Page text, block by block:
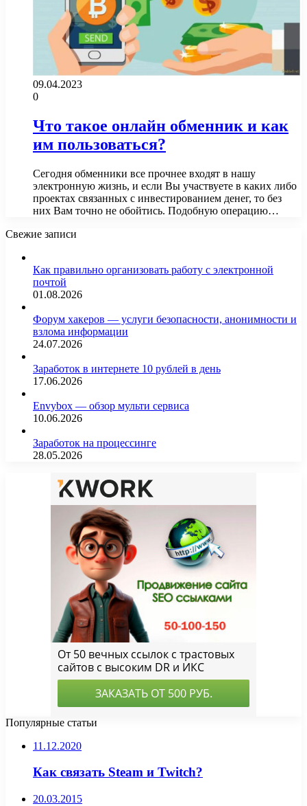
09.04.2023
0
Что такое онлайн обменник и как
им пользоваться?
Сегодня обменники все прочнее входят в нашу
электронную жизнь, и если Вы участвуете в каких либо
проектах связанных с инвестированием денег, то без
них Вам точно не обойтись. Подобную операцию…
Свежие записи
Как правильно организовать работу с электронной
почтой
01.08.2026
Форум хакеров — услуги безопасности, анонимности и
взлома информации
24.07.2026
Заработок в интернете 10 рублей в день
17.06.2026
Envybox — обзор мульти сервиса
10.06.2026
Заработок на процессинге
28.05.2026
Популярные статьи
11.12.2020
Как связать Steam и Twitch?
20.03.2015